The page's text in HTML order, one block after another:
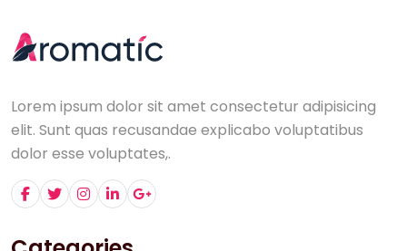
Lorem ipsum dolor sit amet consectetur adipisicing
elit. Sunt quas recusandae explicabo voluptatibus
dolor esse voluptates,.